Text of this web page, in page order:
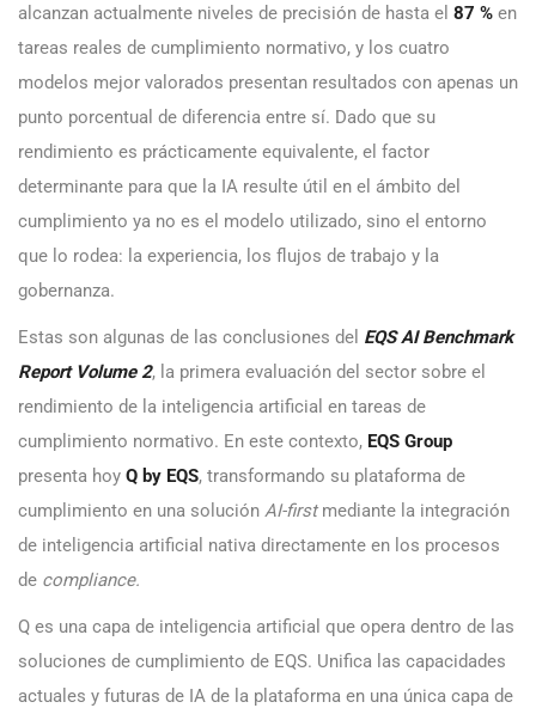
alcanzan actualmente niveles de precisión de hasta el 87 % en
tareas reales de cumplimiento normativo, y los cuatro
modelos mejor valorados presentan resultados con apenas un
punto porcentual de diferencia entre sí. Dado que su
rendimiento es prácticamente equivalente, el factor
determinante para que la IA resulte útil en el ámbito del
cumplimiento ya no es el modelo utilizado, sino el entorno
que lo rodea: la experiencia, los flujos de trabajo y la
gobernanza.
Estas son algunas de las conclusiones del EQS AI Benchmark
Report Volume 2, la primera evaluación del sector sobre el
rendimiento de la inteligencia artificial en tareas de
cumplimiento normativo. En este contexto, EQS Group
presenta hoy Q by EQS, transformando su plataforma de
cumplimiento en una solución AI-firstmediante la integración
de inteligencia artificial nativa directamente en los procesos
de compliance.
Q es una capa de inteligencia artificial que opera dentro de las
soluciones de cumplimiento de EQS. Unifica las capacidades
actuales y futuras de IA de la plataforma en una única capa de